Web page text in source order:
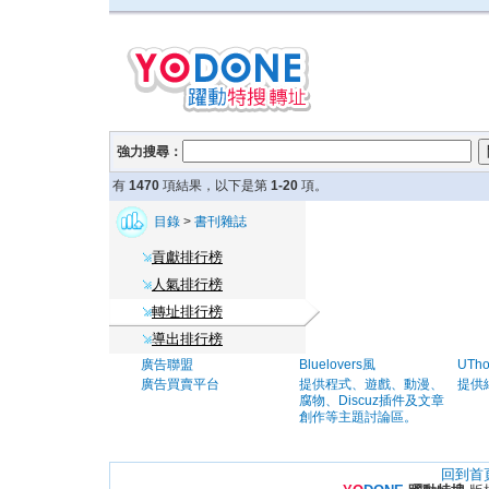
強力搜尋：
有 1470 項結果，以下是第 1-20 項。
目錄 > 書刊雜誌
貢獻排行榜
人氣排行榜
轉址排行榜
導出排行榜
廣告聯盟
廣告買賣平台
Bluelovers風
提供程式、遊戲、動漫、
腐物、Discuz插件及文章
創作等主題討論區。
提供
回到首